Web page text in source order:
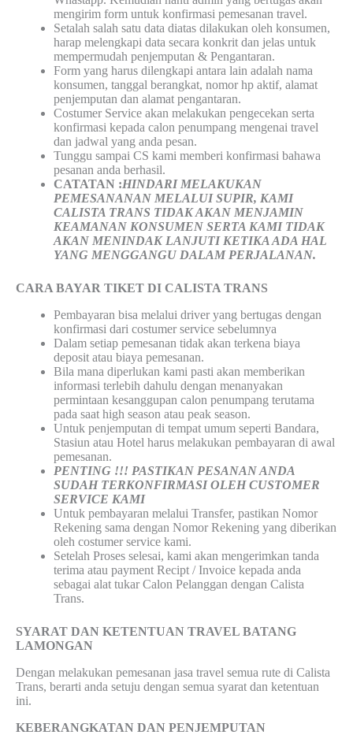
mengirim form untuk konfirmasi pemesanan travel.
Setalah salah satu data diatas dilakukan oleh konsumen,
harap melengkapi data secara konkrit dan jelas untuk
mempermudah penjemputan & Pengantaran.
Form yang harus dilengkapi antara lain adalah nama
konsumen, tanggal berangkat, nomor hp aktif, alamat
penjemputan dan alamat pengantaran.
Costumer Service akan melakukan pengecekan serta
konfirmasi kepada calon penumpang mengenai travel
dan jadwal yang anda pesan.
Tunggu sampai CS kami memberi konfirmasi bahawa
pesanan anda berhasil.
CATATAN :HINDARI MELAKUKAN
PEMESANANAN MELALUI SUPIR, KAMI
CALISTA TRANS TIDAK AKAN MENJAMIN
KEAMANAN KONSUMEN SERTA KAMI TIDAK
AKAN MENINDAK LANJUTI KETIKA ADA HAL
YANG MENGGANGU DALAM PERJALANAN.
CARA BAYAR TIKET DI CALISTA TRANS
Pembayaran bisa melalui driver yang bertugas dengan
konfirmasi dari costumer service sebelumnya
Dalam setiap pemesanan tidak akan terkena biaya
deposit atau biaya pemesanan.
Bila mana diperlukan kami pasti akan memberikan
informasi terlebih dahulu dengan menanyakan
permintaan kesanggupan calon penumpang terutama
pada saat high season atau peak season.
Untuk penjemputan di tempat umum seperti Bandara,
Stasiun atau Hotel harus melakukan pembayaran di awal
pemesanan.
PENTING !!! PASTIKAN PESANAN ANDA
SUDAH TERKONFIRMASI OLEH CUSTOMER
SERVICE KAMI
Untuk pembayaran melalui Transfer, pastikan Nomor
Rekening sama dengan Nomor Rekening yang diberikan
oleh costumer service kami.
Setelah Proses selesai, kami akan mengerimkan tanda
terima atau payment Recipt / Invoice kepada anda
sebagai alat tukar Calon Pelanggan dengan Calista
Trans.
SYARAT DAN KETENTUAN TRAVEL BATANG
LAMONGAN
Dengan melakukan pemesanan jasa travel semua rute di Calista
Trans, berarti anda setuju dengan semua syarat dan ketentuan
ini.
KEBERANGKATAN DAN PENJEMPUTAN